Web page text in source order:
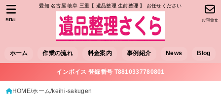
愛知 名古屋 岐阜 三重【 遺品整理 生前整理 】 お任せください
ホーム 作業の流れ 料金案内 事例紹介 News Blog
お問合せ
MENU
インボイス 登録番号 T8810337780801
HOME ホーム keihi-sakugen